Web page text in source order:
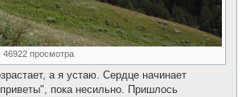
46922 просмотра
а я устаю. Сердце начинает
пока несильно. Пришлось